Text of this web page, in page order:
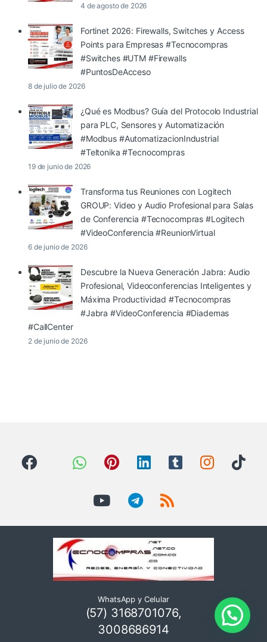
4 de agosto de 2026
Fortinet 2026: Firewalls, Switches y Access
Points para Empresas #Tecnocompras
#Switches #UTM #Firewalls
#PuntosDeAcceso
8 de julio de 2026
¿Qué es Modbus? Guía del Protocolo Industrial
para PLC, Sensores y Automatización
#Modbus #AutomatizacionIndustrial
#Teltonika #Tecnocompras
19 de junio de 2026
Transforma tus Reuniones con Logitech
GROUP: Video y Audio Profesional para Salas
de Conferencia #Tecnocompras #Logitech
#VideoConferencia #ReunionVirtual
6 de junio de 2026
Descubre la Nueva Generación Jabra: Audio
Profesional, Videoconferencias Inteligentes y
Máxima Productividad #Tecnocompras
#Jabra #VideoConferencia #Diademas
#CallCenter
2 de junio de 2026
WhatsApp y Celular
(57) 3168701076,
3008686914